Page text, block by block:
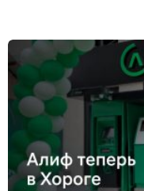
а
д